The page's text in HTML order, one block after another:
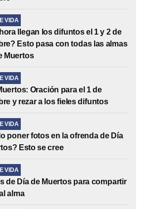
VIDA
llegan los difuntos el 1 y 2 de
Esto pasa con todas las almas
Muertos
VIDA
Oración para el 1 de
y rezar a los fieles difuntos
VIDA
poner fotos en la ofrenda de Día
Esto se cree
VIDA
de Día de Muertos para compartir
alma